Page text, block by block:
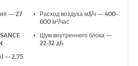
вертикальные и
компрессора
— 27
— 2,75
•
Расход воздуха м3/ч — 400-
600 м³/час
•
Шум внутреннего блока —
22-32 дБ